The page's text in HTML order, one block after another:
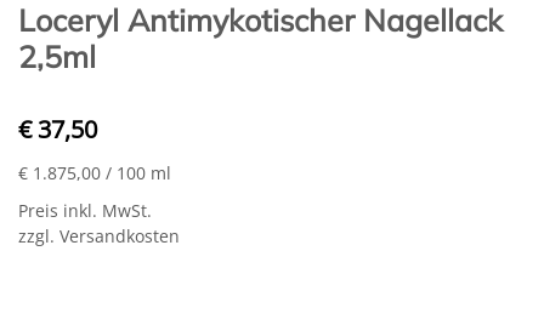
Loceryl Antimykotischer Nagellack
2,5ml
€ 37,50
€ 1.875,00 / 100 ml
Preis inkl. MwSt.
zzgl. Versandkosten